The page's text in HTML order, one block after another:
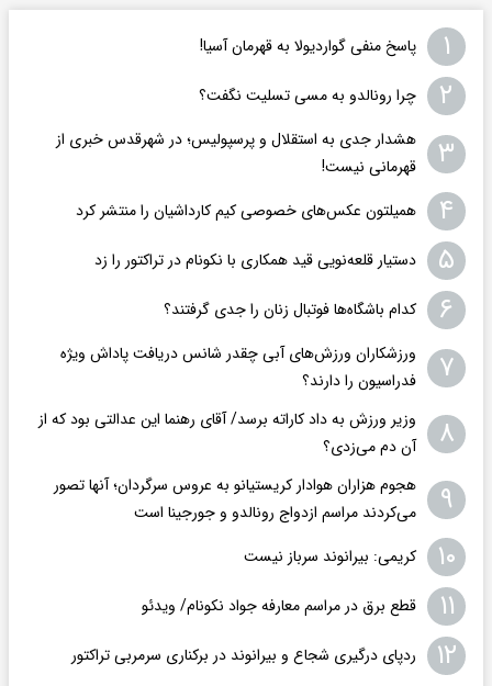
۱ پاسخ منفی گواردیولا به قهرمان آسیا!
۲ چرا رونالدو به مسی تسلیت نگفت؟
۳
هشدار جدی به استقلال و پرسپولیس؛ در شهرقدس خبری از
قهرمانی نیست!
۴ همیلتون عکس‌های خصوصی کیم‌ کارداشیان را منتشر کرد
۵ دستیار قلعه‌نویی قید همکاری با نکونام در تراکتور را زد
۶ کدام باشگاه‌ها فوتبال زنان را جدی گرفتند؟
۷
ورزشکاران ورزش‌های آبی چقدر شانس دریافت پاداش ویژه
فدراسیون را دارند؟
۸
وزیر ورزش به داد کاراته برسد/ آقای رهنما این عدالتی بود که از
آن دم می‌زدی؟
۹
هجوم هزاران هوادار کریستیانو به عروس سرگردان؛ آنها تصور
می‌کردند مراسم ازدواج رونالدو و جورجینا است
۱۰ کریمی: بیرانوند سرباز نیست
۱۱ قطع برق در مراسم معارفه جواد نکونام/ ویدئو
۱۲ ردپای درگیری شجاع و بیرانوند در برکناری سرمربی تراکتور